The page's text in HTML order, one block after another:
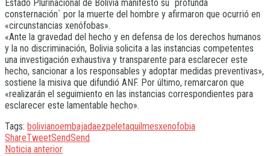
Estado Plurinacional de Bolivia manifestó su `profunda
consternación` por la muerte del hombre y afirmaron que ocurrió en
«circunstancias xenófobas».
«Ante la gravedad del hecho y en defensa de los derechos humanos
y la no discriminación, Bolivia solicita a las instancias competentes
una investigación exhaustiva y transparente para esclarecer este
hecho, sancionar a los responsables y adoptar medidas preventivas»,
sostiene la misiva que difundió ANF. Por último, remarcaron que
«realizarán el seguimiento en las instancias correspondientes para
esclarecer este lamentable hecho».
Tags: bolivianoembajadaezpeletaquilmesxenofobia
ShareTweetSendSend
Noticia anterior